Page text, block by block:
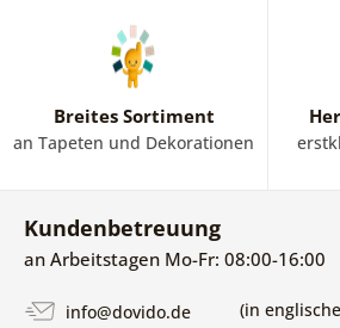
Breites Sortiment
an Tapeten und Dekorationen
Kundenbetreuung
an Arbeitstagen Mo-Fr: 08:00-16:00
info@dovido.de (in